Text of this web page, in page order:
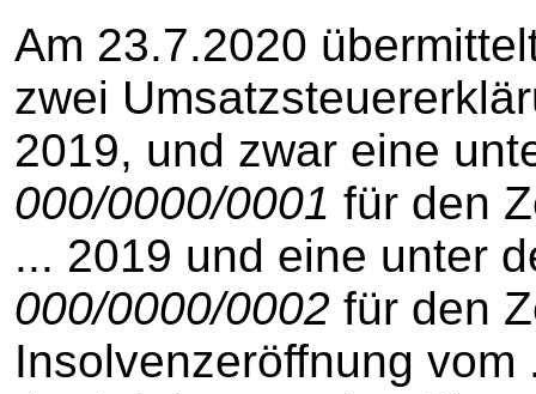
Am 23.7.2020
zwei
2019, und zwar eine
000/0000/0001 für den
... 2019 und eine unter
000/0000/0002 für den
Insolvenzeröffnung